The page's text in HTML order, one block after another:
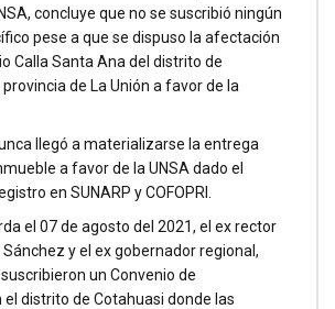
concluye que no se suscribió ningún
pese a que se dispuso la afectación
Calla Santa Ana del distrito de
de La Unión a favor de la
llegó a materializarse la entrega
a favor de la UNSA dado el
en SUNARP y COFOPRI.
el 07 de agosto del 2021, el ex rector
y el ex gobernador regional,
un Convenio de
el distrito de Cotahuasi donde las